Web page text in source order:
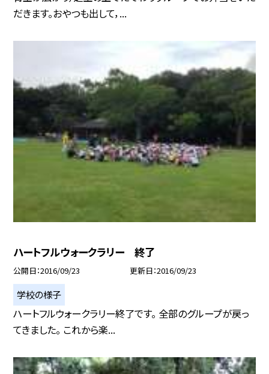
だきます。おやつも出して，...
ハートフルウォークラリー 終了
公開日 2016/09/23 更新日 2016/09/23
学校の様子
ハートフルウォークラリー終了です。 全部のグループが戻っ
てきました。 これから楽...